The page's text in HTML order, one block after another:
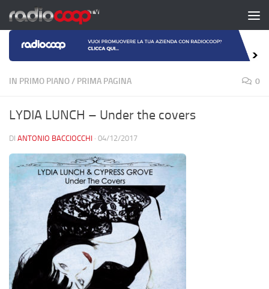
Salta al contenuto
IN PRIMO PIANO/ PRIMA PAGINA 0
LYDIA LUNCH – Under the covers
DI ANTONIO BACCIOCCHI · 04/12/2017